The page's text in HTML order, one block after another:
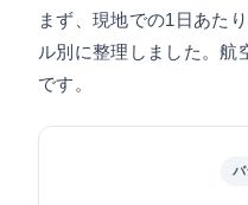
まず、現地での1日あた
ル別に整理しました。航
です。
バ